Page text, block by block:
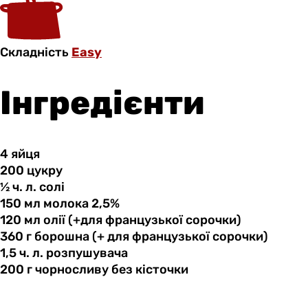
Складність Easy
Інгредієнти
4 яйця
200 цукру
½ ч. л. солі
150 мл молока2,5%
120 мл олії(+для французької сорочки)
360 г борошна(+ для французької сорочки)
1,5 ч. л. розпушувача
200 гчорносливу без кісточки